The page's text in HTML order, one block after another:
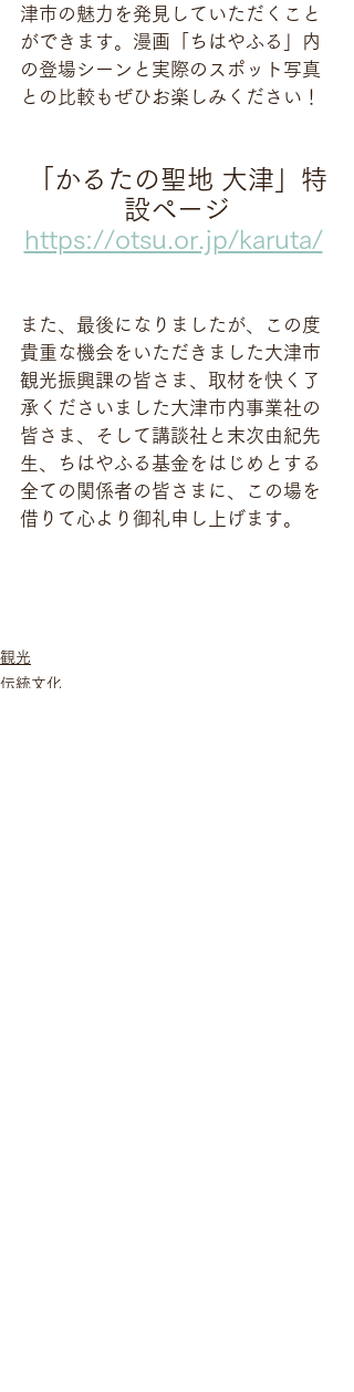
津市の魅力を発見していただくこと
ができます。漫画「ちはやふる」内
の登場シーンと実際のスポット写真
との比較もぜひお楽しみください！
「かるたの聖地 大津」特
設ページ
https://otsu.or.jp/karuta/
また、最後になりましたが、この度
貴重な機会をいただきました大津市
観光振興課の皆さま、取材を快く了
承くださいました大津市内事業社の
皆さま、そして講談社と末次由紀先
生、ちはやふる基金をはじめとする
全ての関係者の皆さまに、この場を
借りて心より御礼申し上げます。
観光
伝統文化